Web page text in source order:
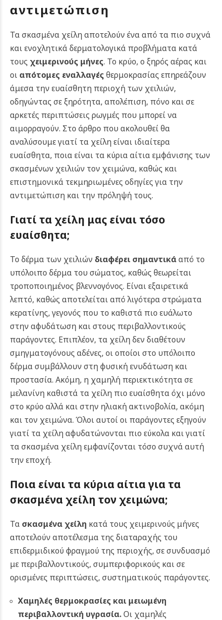
αντιμετώπιση
Τα σκασμένα χείλη αποτελούν ένα από τα πιο συχνά
και ενοχλητικά δερματολογικά προβλήματα κατά
τους χειμερινούς μήνες. Το κρύο, ο ξηρός αέρας και
οι απότομες εναλλαγές θερμοκρασίας επηρεάζουν
άμεσα την ευαίσθητη περιοχή των χειλιών,
οδηγώντας σε ξηρότητα, απολέπιση, πόνο και σε
αρκετές περιπτώσεις ρωγμές που μπορεί να
αιμορραγούν. Στο άρθρο που ακολουθεί θα
αναλύσουμε γιατί τα χείλη είναι ιδιαίτερα
ευαίσθητα, ποια είναι τα κύρια αίτια εμφάνισης των
σκασμένων χειλιών τον χειμώνα, καθώς και
επιστημονικά τεκμηριωμένες οδηγίες για την
αντιμετώπιση και την πρόληψή τους.
Γιατί τα χείλη μας είναι τόσο
ευαίσθητα;
Το δέρμα των χειλιών διαφέρει σημαντικάαπό το
υπόλοιπο δέρμα του σώματος, καθώς θεωρείται
τροποποιημένος βλεννογόνος. Είναι εξαιρετικά
λεπτό, καθώς αποτελείται από λιγότερα στρώματα
κερατίνης, γεγονός που το καθιστά πιο ευάλωτο
στην αφυδάτωση και στους περιβαλλοντικούς
παράγοντες. Επιπλέον, τα χείλη δεν διαθέτουν
σμηγματογόνους αδένες, οι οποίοι στο υπόλοιπο
δέρμα συμβάλλουν στη φυσική ενυδάτωση και
προστασία. Ακόμη, η χαμηλή περιεκτικότητα σε
μελανίνη καθιστά τα χείλη πιο ευαίσθητα όχι μόνο
στο κρύο αλλά και στην ηλιακή ακτινοβολία, ακόμη
και τον χειμώνα. Όλοι αυτοί οι παράγοντες εξηγούν
γιατί τα χείλη αφυδατώνονται πιο εύκολα και γιατί
τα σκασμένα χείλη εμφανίζονται τόσο συχνά αυτή
την εποχή.
Ποια είναι τα κύρια αίτια για τα
σκασμένα χείλη τον χειμώνα;
Τα σκασμένα χείλη κατά τους χειμερινούς μήνες
αποτελούν αποτέλεσμα της διαταραχής του
επιδερμιδικού φραγμού της περιοχής, σε συνδυασμό
με περιβαλλοντικούς, συμπεριφορικούς και σε
ορισμένες περιπτώσεις, συστηματικούς παράγοντες.
Χαμηλές θερμοκρασίες και μειωμένη
περιβαλλοντική υγρασία. Οι χαμηλές